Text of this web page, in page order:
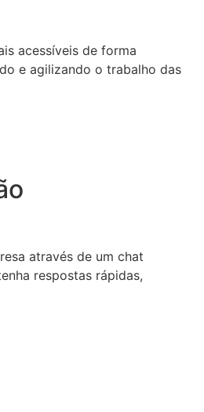
acessíveis de forma
e agilizando o trabalho das
através de um chat
respostas rápidas,